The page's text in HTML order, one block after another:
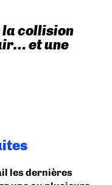
la collision
et une
les dernières